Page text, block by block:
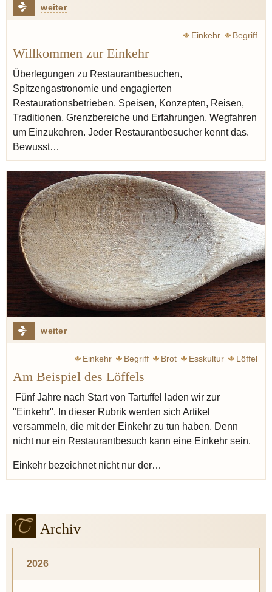
weiter
Einkehr Begriff
Willkommen zur Einkehr
Überlegungen zu Restaurantbesuchen,
Spitzengastronomie und engagierten
Restaurationsbetrieben. Speisen, Konzepten, Reisen,
Traditionen, Grenzbereiche und Erfahrungen. Wegfahren
um Einzukehren. Jeder Restaurantbesucher kennt das.
Bewusst…
weiter
Einkehr Begriff Brot Esskultur Löffel
Am Beispiel des Löffels
Fünf Jahre nach Start von Tartuffel laden wir zur
"Einkehr". In dieser Rubrik werden sich Artikel
versammeln, die mit der Einkehr zu tun haben. Denn
nicht nur ein Restaurantbesuch kann eine Einkehr sein.
Einkehr bezeichnet nicht nur der…
Archiv
2026